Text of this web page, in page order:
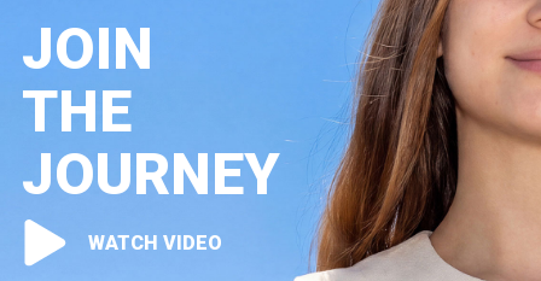
JOIN
THE
JOURNEY
WATCH VIDEO